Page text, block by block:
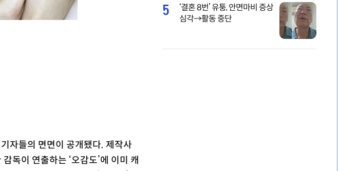
자들의 면면이 공개됐다. 제작사
독이 연출하는 ‘오감도’에 이미 캐
5
‘결혼 8번’ 유퉁, 안면마비 증상
심각→활동 중단